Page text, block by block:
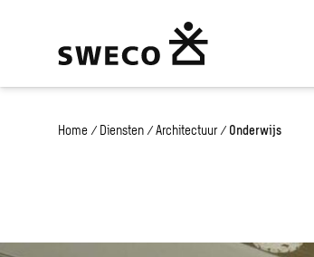
Home / Diensten / Architectuur / Onderwijs